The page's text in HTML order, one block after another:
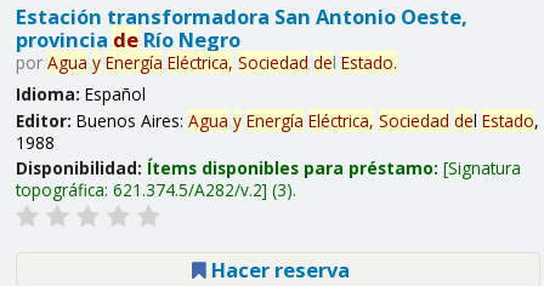
Estación transformadora San Antonio Oeste,
provincia deRío Negro
por Agua y Energía Eléctrica, Sociedad del Estado.
Idioma: Español
Editor: Buenos Aires: Agua y Energía Eléctrica, Sociedad del Estado,
1988
Disponibilidad: Ítems disponibles para préstamo: Signatura
topográfica: 621.374.5/A282/v.2 (3).
Hacer reserva